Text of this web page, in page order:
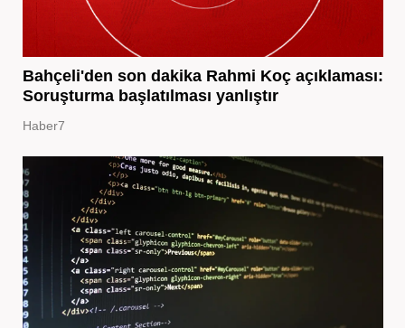
Bahçeli'den son dakika Rahmi Koç açıklaması:
Soruşturma başlatılması yanlıştır
Haber7